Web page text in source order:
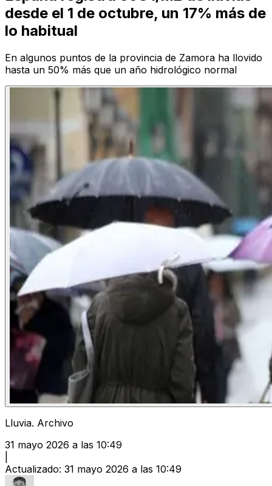
desde el 1 de octubre, un 17% más de
lo habitual
En algunos puntos de la provincia de Zamora ha llovido
hasta un 50% más que un año hidrológico normal
Lluvia. Archivo
31 mayo 2026 a las 10:49
Actualizado: 31 mayo 2026 a las 10:49